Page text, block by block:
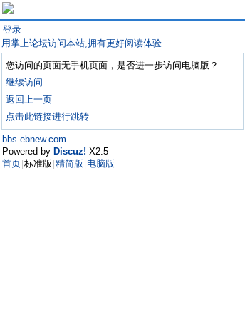
登录
用掌上论坛访问本站,拥有更好阅读体验
您访问的页面无手机页面，是否进一步访问电脑版？
继续访问
返回上一页
点击此链接进行跳转
bbs.ebnew.com
Powered by Discuz! X2.5
首页 标准版 精简版 电脑版